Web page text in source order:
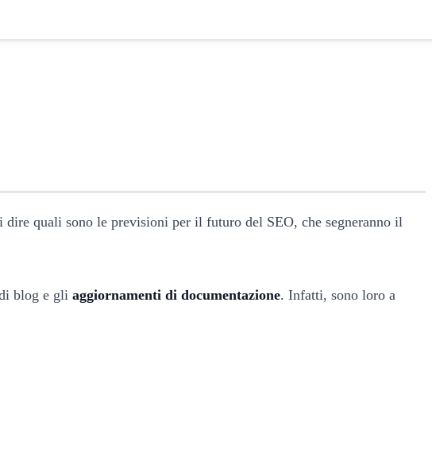
dire quali sono le previsioni per il futuro del SEO, che segneranno il
blog e gli aggiornamenti di documentazione. Infatti, sono loro a